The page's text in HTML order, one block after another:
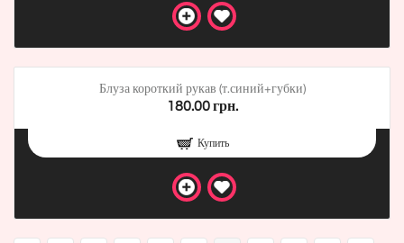
Блуза короткий рукав (т.синий+губки)
180.00 грн.
Купить